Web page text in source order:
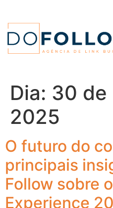
Dia: 30 de
2025
O futuro do
principais
Follow sobre
Experience